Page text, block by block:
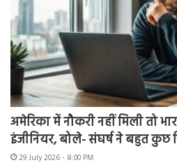
अमेरिका में नौकरी नहीं मिली तो
इंजीनियर, बोले- संघर्ष ने बहुत कुछ
29 July 2026 - 8:00 PM